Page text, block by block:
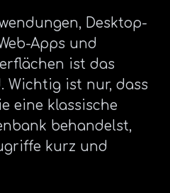
Desktop-
Apps und
ist das
Wichtig ist nur, dass
eine klassische
behandelst,
kurz und